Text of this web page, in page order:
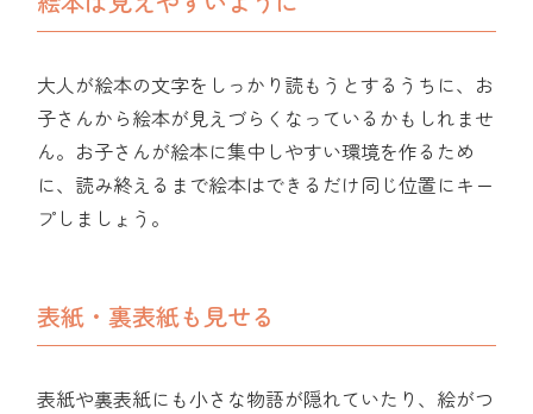
大人が絵本の文字をしっかり読もうとするうちに、お
子さんから絵本が見えづらくなっているかもしれませ
ん。お子さんが絵本に集中しやすい環境を作るため
に、読み終えるまで絵本はできるだけ同じ位置にキー
プしましょう。
表紙・裏表紙も見せる
表紙や裏表紙にも小さな物語が隠れていたり、絵がつ